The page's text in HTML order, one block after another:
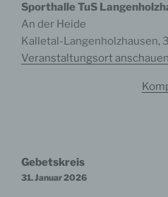
Sporthalle TuS
An der Heide
Kalletal-Langenholzhausen,
Veranstaltungsort anschauen
Gebetskreis
31. Januar 2026